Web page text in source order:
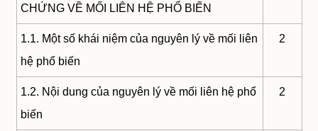
CHỨNG VỀ MỐI LIÊN HỆ PHỔ BIẾN
1.1. Một số khái niệm của nguyên lý về mối liên
hệ phổ biến
2
1.2. Nội dung của nguyên lý về mối liên hệ phổ
biến
2